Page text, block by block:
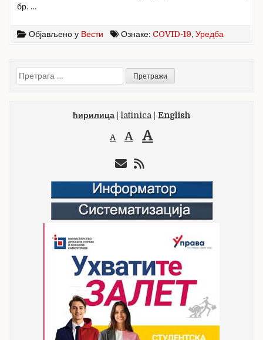
бр. …
Објављено у Вести Ознаке: COVID-19, Уредба
Претрага
за:
ћирилица latinica English
A A A